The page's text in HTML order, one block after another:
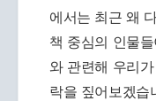
에서는 최근 왜
책 중심의 인물
와 관련해 우리
락을 짚어보겠습